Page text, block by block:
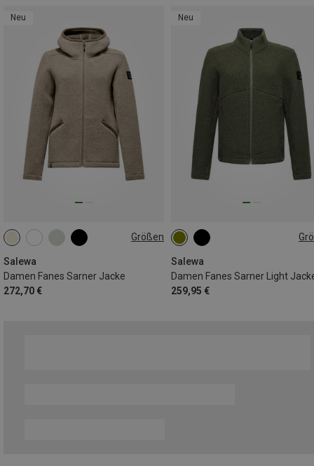
Neu
Größen
Salewa
Damen Fanes Sarner Jacke
272,70 €
Neu
Salewa
Damen Fanes Sarner Light
259,95 €
XS S